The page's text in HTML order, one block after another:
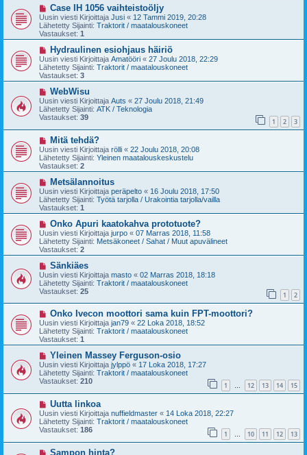
e
s
t
U
u
s
i
v
e
s
t
i
Case IH 1056 vaihteistoöljy
Uusin viesti Kirjoittaja Jusi « 12 Tammi 2019, 20:28
Lähetetty Sijainti: Traktorit / maatalouskoneet
Vastaukset: 1
U
u
s
i
v
s
t
i
Hydraulinen esiohjaus häiriö
Uusin viesti Kirjoittaja Amatööri « 27 Joulu 2018, 22:29
Lähetetty Sijainti: Traktorit / maatalouskoneet
Vastaukset: 3
U
u
s
i
v
i
e
s
t
i
WebWisu
Uusin viesti Kirjoittaja Auts « 27 Joulu 2018, 21:49
Lähetetty Sijainti: ATK / Teknologia
Vastaukset: 39 1 2 3
U
u
s
i
v
e
s
t
i
Mitä tehdä?
Uusin viesti Kirjoittaja rölli « 22 Joulu 2018, 20:08
Lähetetty Sijainti: Yleinen maatalouskeskustelu
Vastaukset: 2
U
u
s
i
v
s
t
i
Metsälannoitus
Uusin viesti Kirjoittaja peräpelto « 16 Joulu 2018, 17:50
Lähetetty Sijainti: Työtä tarjolla / Urakointia tarjolla/vailla
Vastaukset: 1
U
u
s
i
v
e
s
t
i
Onko Apuri kaatokahva prototuote?
Uusin viesti Kirjoittaja jurpo « 07 Marras 2018, 11:58
Lähetetty Sijainti: Metsäkoneet / Sahat / Muut apuvälineet
Vastaukset: 2
U
u
s
i
v
i
e
s
t
i
Sänkiäes
Uusin viesti Kirjoittaja masto « 02 Marras 2018, 18:18
Lähetetty Sijainti: Traktorit / maatalouskoneet
Vastaukset: 25 1 2
U
u
s
i
v
s
t
i
Onko Ivecon moottori sama kuin FPT-moottori?
Uusin viesti Kirjoittaja jan79 « 22 Loka 2018, 18:52
Lähetetty Sijainti: Traktorit / maatalouskoneet
Vastaukset: 1
U
u
s
i
i
s
t
i
Yleinen Massey Ferguson-osio
Uusin viesti Kirjoittaja jylppö « 17 Loka 2018, 17:27
Lähetetty Sijainti: Traktorit / maatalouskoneet
Vastaukset: 210 1 … 12 13 14 15
U
u
s
i
v
i
e
Uutta linkoa
Uusin viesti Kirjoittaja nuffieldmaster « 14 Loka 2018, 22:27
Lähetetty Sijainti: Traktorit / maatalouskoneet
Vastaukset: 186 1 … 10 11 12 13
USampon hinta?